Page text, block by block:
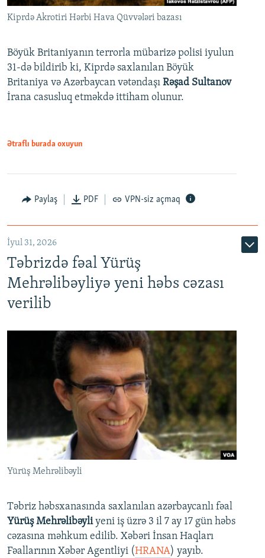
Kiprdə Akrotiri Hərbi Hava Qüvvələri bazası
Böyük Britaniyanın terrorla mübarizə polisi iyulun
31-də bildirib ki, Kiprdə saxlanılan Böyük
Britaniya və Azərbaycan vətəndaşı Rəşad Sultanov
İrana casusluq etməkdə ittiham olunur.
Ətraflı burada oxuyun
Paylaş PDF VPN-siz açmaq
İyul 31, 2026
Təbrizdə fəal Yürüş
Mehrəlibəyliyə yeni həbs cəzası
verilib
Yürüş Mehrəlibəyli
Təbriz həbsxanasında saxlanılan azərbaycanlı fəal
Yürüş Mehrəlibəyliyeni iş üzrə 3 il 7 ay 17 gün həbs
cəzasına məhkum edilib. Xəbəri İnsan Haqları
Fəallarının Xəbər Agentliyi (HRANA) yayıb.